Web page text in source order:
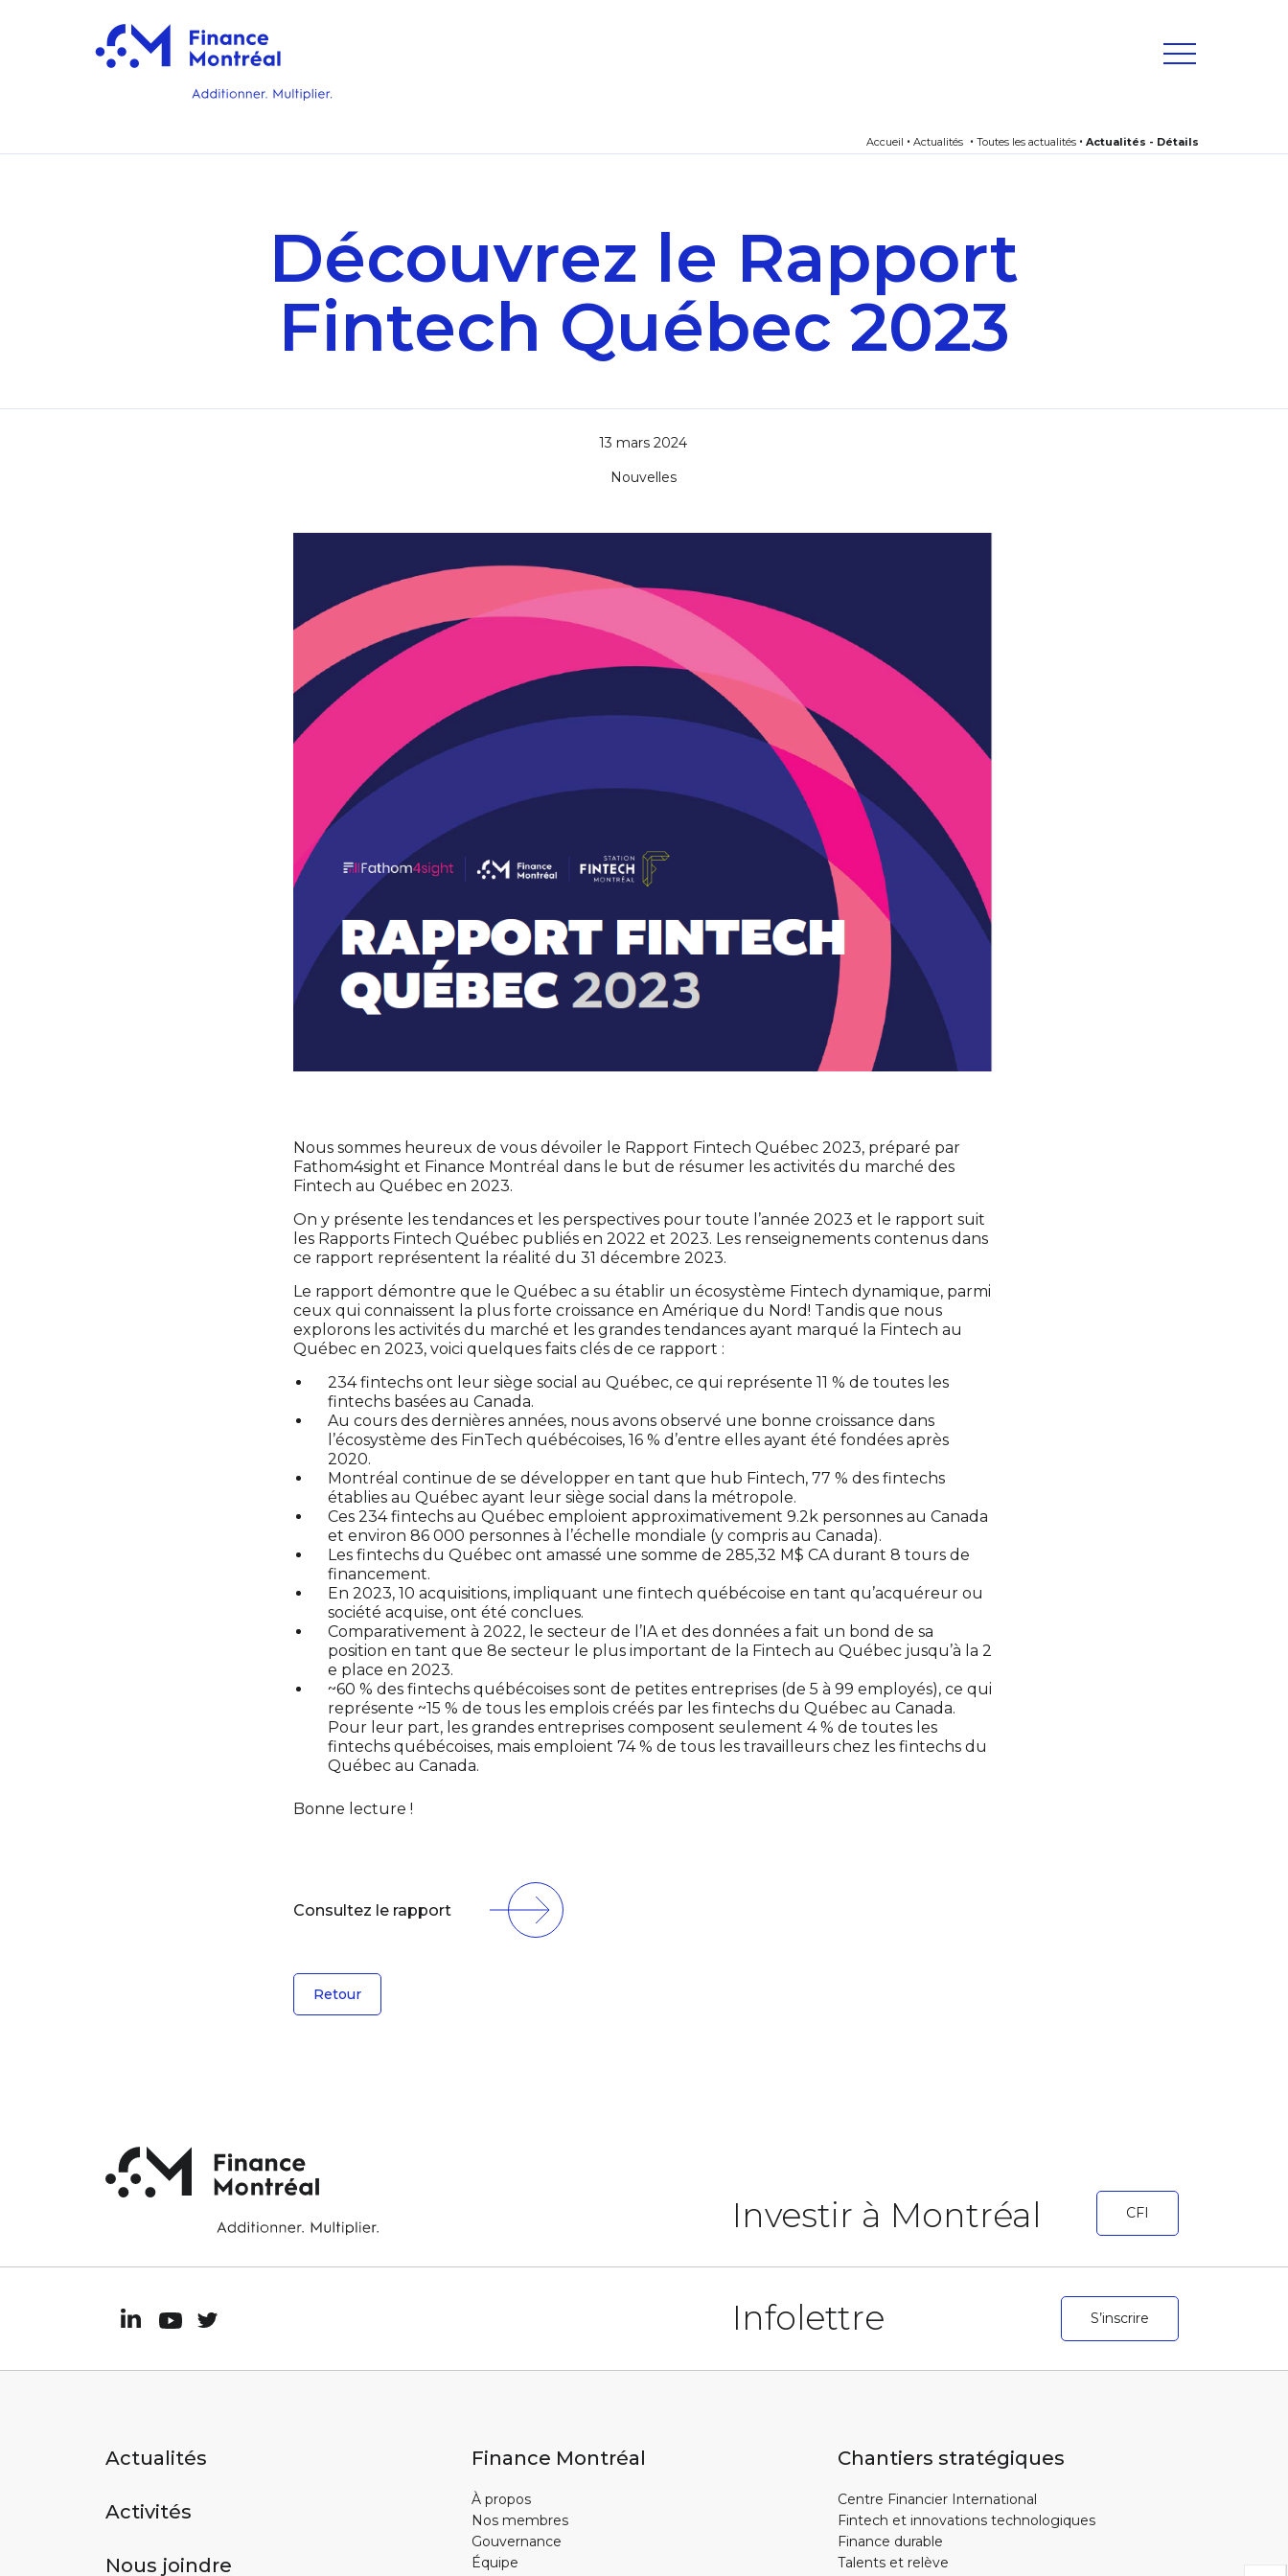
Accueil Actualités Toutes les actualités Actualités - Détails
Découvrez le Rapport
Fintech Québec 2023
Nouvelles
13 mars 2024
Nous sommes heureux de vous dévoiler le Rapport Fintech Québec 2023, préparé par
Fathom4sight et Finance Montréal dans le but de résumer les activités du marché des
Fintech au Québec en 2023.
On y présente les tendances et les perspectives pour toute l’année 2023 et le rapport suit
les Rapports Fintech Québec publiés en 2022 et 2023. Les renseignements contenus dans
ce rapport représentent la réalité du 31 décembre 2023.
Le rapport démontre que le Québec a su établir un écosystème Fintech dynamique, parmi
ceux qui connaissent la plus forte croissance en Amérique du Nord! Tandis que nous
explorons les activités du marché et les grandes tendances ayant marqué la Fintech au
Québec en 2023, voici quelques faits clés de ce rapport :
234 fintechs ont leur siège social au Québec, ce qui représente 11 % de toutes les
fintechs basées au Canada.
Au cours des dernières années, nous avons observé une bonne croissance dans
l’écosystème des FinTech québécoises, 16 % d’entre elles ayant été fondées après
2020.
Montréal continue de se développer en tant que hub Fintech, 77 % des fintechs
établies au Québec ayant leur siège social dans la métropole.
Ces 234 fintechs au Québec emploient approximativement 9.2k personnes au Canada
et environ 86 000 personnes à l’échelle mondiale (y compris au Canada).
Les fintechs du Québec ont amassé une somme de 285,32 M$ CA durant 8 tours de
financement.
En 2023, 10 acquisitions, impliquant une fintech québécoise en tant qu’acquéreur ou
société acquise, ont été conclues.
Comparativement à 2022, le secteur de l’IA et des données a fait un bond de sa
position en tant que 8e secteur le plus important de la Fintech au Québec jusqu’à la 2
e place en 2023.
~60 % des fintechs québécoises sont de petites entreprises (de 5 à 99 employés), ce qui
représente ~15 % de tous les emplois créés par les fintechs du Québec au Canada.
Pour leur part, les grandes entreprises composent seulement 4 % de toutes les
fintechs québécoises, mais emploient 74 % de tous les travailleurs chez les fintechs du
Québec au Canada.
Bonne lecture !
Consultez le rapport
Retour
Investir à Montréal CFI
Infolettre S’inscrire
Actualités
Activités
Nous joindre
Finance Montréal
À propos
Nos membres
Gouvernance
Équipe
Chantiers stratégiques
Centre Financier International
Fintech et innovations technologiques
Finance durable
Talents et relève